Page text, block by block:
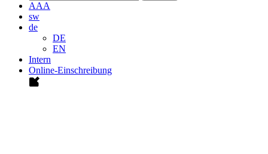
AAA
sw
de
DE
EN
Intern
Online-Einschreibung